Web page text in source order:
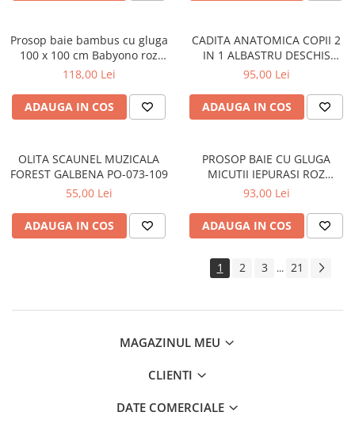
Prosop baie bambus cu gluga
100 x 100 cm Babyono roz
1553/01
118,00 Lei
ADAUGA IN COS
CADITA ANATOMICA COPII 2
IN 1 ALBASTRU DESCHIS
TEGABABY TG-011-101
95,00 Lei
ADAUGA IN COS
OLITA SCAUNEL MUZICALA
FOREST GALBENA PO-073-109
55,00 Lei
ADAUGA IN COS
PROSOP BAIE CU GLUGA
MICUTII IEPURASI ROZ
80x80CM KR-008-104
93,00 Lei
ADAUGA IN COS
1 2 3 ... 21
MAGAZINUL MEU
CLIENTI
DATE COMERCIALE